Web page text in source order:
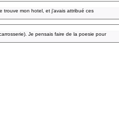
trouve mon hotel, et j'avais attribué ces
Je pensais faire de la poesie pour